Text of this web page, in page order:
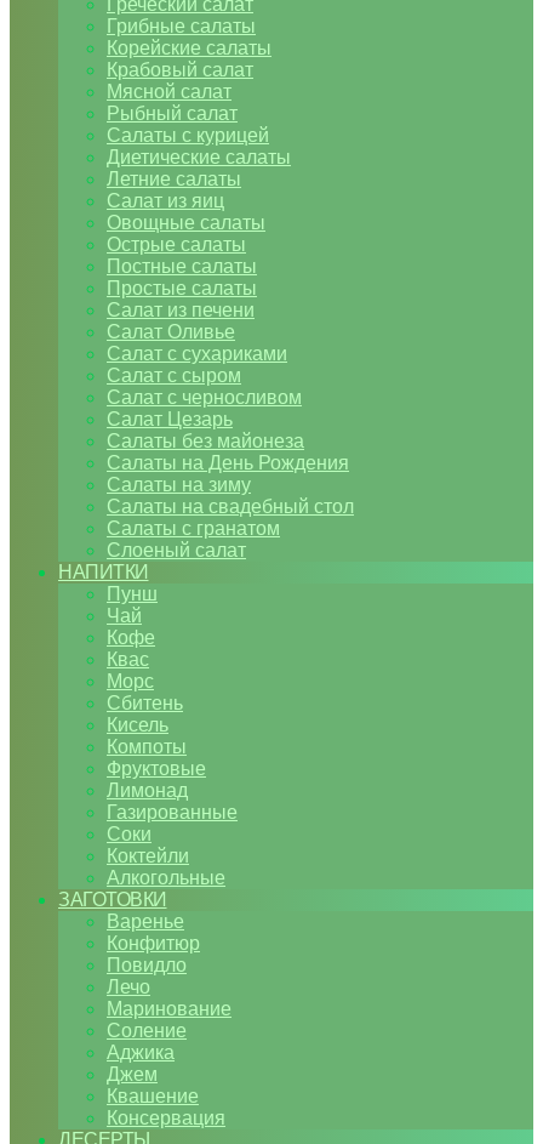
Греческий салат
Грибные салаты
Корейские салаты
Крабовый салат
Мясной салат
Рыбный салат
Салаты с курицей
Диетические салаты
Летние салаты
Салат из яиц
Овощные салаты
Острые салаты
Постные салаты
Простые салаты
Салат из печени
Салат Оливье
Салат с сухариками
Салат с сыром
Салат с черносливом
Салат Цезарь
Салаты без майонеза
Салаты на День Рождения
Салаты на зиму
Салаты на свадебный стол
Салаты с гранатом
Слоеный салат
НАПИТКИ
Пунш
Чай
Кофе
Квас
Морс
Сбитень
Кисель
Компоты
Фруктовые
Лимонад
Газированные
Соки
Коктейли
Алкогольные
ЗАГОТОВКИ
Варенье
Конфитюр
Повидло
Лечо
Маринование
Соление
Аджика
Джем
Квашение
Консервация
ДЕСЕРТЫ